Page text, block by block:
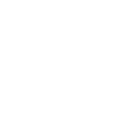
AHD/CVI/CVBS, có nút